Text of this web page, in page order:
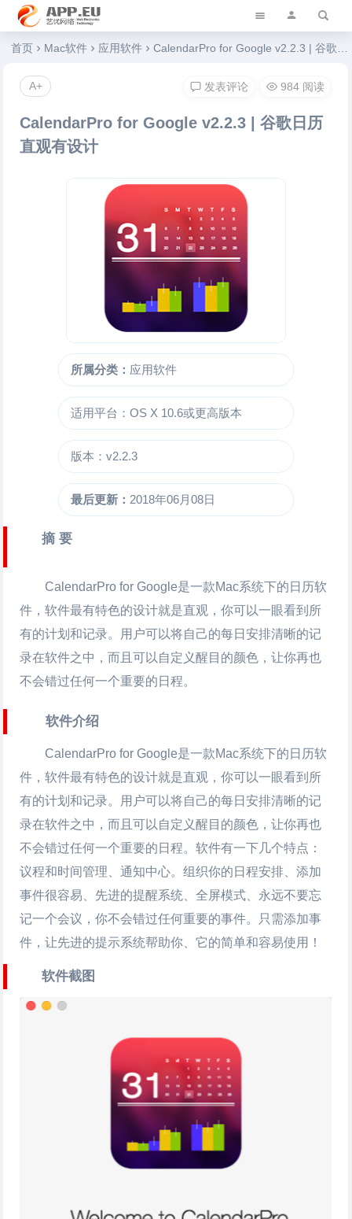
艺优软件乐园
首页 Mac软件 应用软件 CalendarPro for Google v2.2.3 | 谷歌日历直观有设计
CalendarPro for Google v2.2.3 | 谷歌日历
直观有设计
所属分类： 应用软件
适用平台：OS X 10.6或更高版本
版本：v2.2.3
最后更新： 2018年06月08日
摘 要
CalendarPro for Google是一款Mac系统下的日历软
件，软件最有特色的设计就是直观，你可以一眼看到所
有的计划和记录。用户可以将自己的每日安排清晰的记
录在软件之中，而且可以自定义醒目的颜色，让你再也
不会错过任何一个重要的日程。
软件介绍
CalendarPro for Google是一款Mac系统下的日历软
件，软件最有特色的设计就是直观，你可以一眼看到所
有的计划和记录。用户可以将自己的每日安排清晰的记
录在软件之中，而且可以自定义醒目的颜色，让你再也
不会错过任何一个重要的日程。软件有一下几个特点：
议程和时间管理、通知中心。组织你的日程安排、添加
事件很容易、先进的提醒系统、全屏模式、永远不要忘
记一个会议，你不会错过任何重要的事件。只需添加事
件，让先进的提示系统帮助你、它的简单和容易使用！
软件截图
发表评论 984 阅读
A+